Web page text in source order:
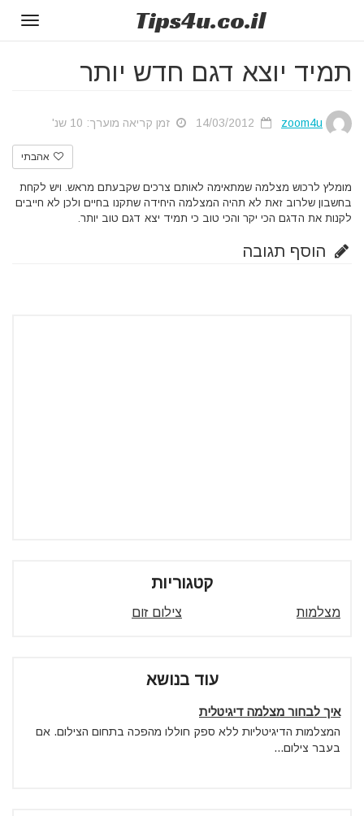
Tips4u.co.il
תמיד יוצא דגם חדש יותר
zoom4u זמן קריאה מוערך: 10 שנ'
אהבתי
מומלץ לרכוש מצלמה שמתאימה לאותם צרכים שקבעתם מראש. ויש לקחת
בחשבון שלרוב זאת לא תהיה המצלמה היחידה שתקנו בחיים ולכן לא חייבים
לקנות את הדגם הכי יקר והכי טוב כי תמיד יצא דגם טוב יותר.
הוסף תגובה
קטגוריות
מצלמות צילום זום
עוד בנושא
איך לבחור מצלמה דיגיטלית
המצלמות הדיגיטליות ללא ספק חוללו מהפכה בתחום הצילום. אם
בעבר צילום...